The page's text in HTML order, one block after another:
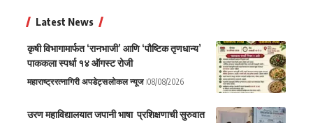
Latest News
कृषी विभागामार्फत ‘रानभाजी’ आणि ‘पौष्टिक तृणधान्य’
पाककला स्पर्धा १४ ऑगस्ट रोजी
महाराष्ट्ररत्नागिरी अपडेट्सलोकल न्यूज 08/08/2026
उरण महाविद्यालयात जपानी भाषा प्रशिक्षणाची सुरुवात